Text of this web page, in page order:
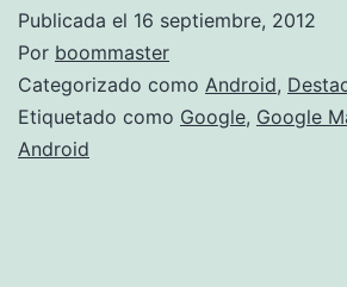
Publicada el 16 septiembre, 2012
Por boommaster
Categorizado como Android,
Etiquetado como Google, Google
Android